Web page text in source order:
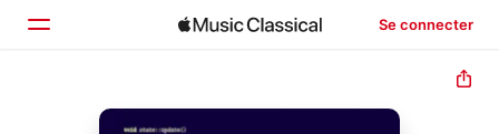
Se connecter
Accueil